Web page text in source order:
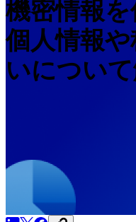
機密情報
個人情報
いについ